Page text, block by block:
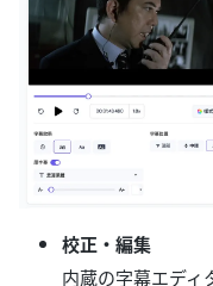
校正・編集
内蔵の字幕エディ